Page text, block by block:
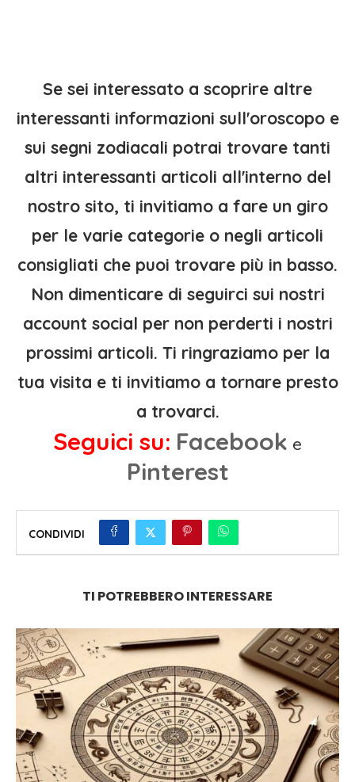
Se sei interessato a scoprire altre
interessanti informazioni sull'oroscopo e
sui segni zodiacali potrai trovare tanti
altri interessanti articoli all'interno del
nostro sito, ti invitiamo a fare un giro
per le varie categorie o negli articoli
consigliati che puoi trovare più in basso.
Non dimenticare di seguirci sui nostri
account social per non perderti i nostri
prossimi articoli. Ti ringraziamo per la
tua visita e ti invitiamo a tornare presto
a trovarci.
Seguici su: Facebook e
Pinterest
CONDIVIDI
TI POTREBBERO INTERESSARE